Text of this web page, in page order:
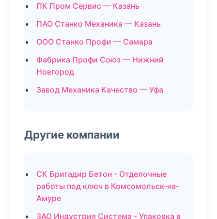
ПК Пром Сервис — Казань
ПАО Станко Механика — Казань
ООО Станко Профи — Самара
Фабрика Профи Союз — Нижний
Новгород
Завод Механика Качество — Уфа
Другие компании
СК Бригадир Бетон - Отделочные
работы под ключ в Комсомольск-на-
Амуре
ЗАО Индустрия Система - Упаковка в